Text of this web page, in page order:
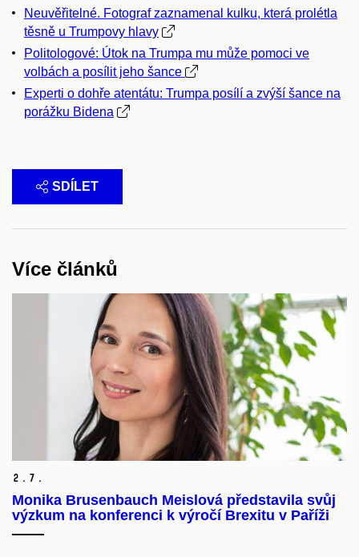
Neuvěřitelné. Fotograf zaznamenal kulku, která prolétla
těsně u Trumpovy hlavy
Politologové: Útok na Trumpa mu může pomoci ve
volbách a posílit jeho šance
Experti o dohře atentátu: Trumpa posílí a zvýší šance na
porážku Bidena
SDÍLET
Více článků
2. 7.
Monika Brusenbauch Meislová představila svůj
výzkum na konferenci k výročí Brexitu v Paříži